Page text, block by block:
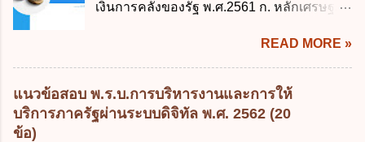
ถูกต้อง 1. นายกรัฐมนตรีมีอำนาจออกกฎเพื่อ
ประมาณ พ.ศ. 2561 2. นายกรัฐมนตรีเป็นผู้
รักษาการตามพระราช บัญญัติวิธีการงบ
ประมาณ พ.ศ. 2561 3. รัฐมนตรีว่าการ
กระทรวงการคลัง เป็นผู้รักษาการตามพระ
เงินการคลังของรัฐ พ.ศ.2561 ก. หลักเศรษฐกิจ
เศรษฐกิจ ค. หลักการพัฒนาทางเศรษฐกิจ
อย่างยั่งยืน ง. หลักความเป็นธรรมในสังคม ข้อ
2 สัดส่วนหนี้สาธารณะต่อผลิตภัณฑ์มวลรวม
ในประเทศเพื่อใช้เป็นกรอบในการบริหารหนี้
สาธารณะเป็นไปตามข้อใด ก. ไม่เกินร้อยละ 5
READ MORE »
แนวข้อสอบ พ.ร.บ.การบริหารงานและการให้
บริการภาครัฐผ่านระบบดิจิทัล พ.ศ. 2562 (20
ข้อ)